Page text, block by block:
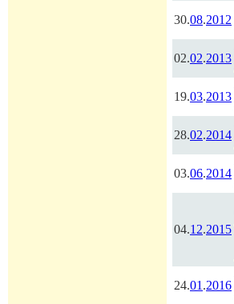
30.08.2012
02.02.2013
19.03.2013
28.02.2014
03.06.2014
04.12.2015
24.01.2016